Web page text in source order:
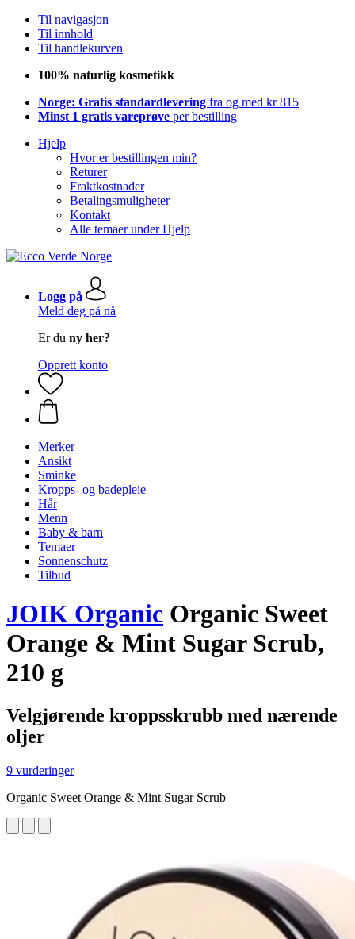
Til navigasjon
Til innhold
Til handlekurven
100% naturlig kosmetikk
Norge: Gratis standardlevering fra og med kr 815
Minst 1 gratis vareprøve per bestilling
Hjelp
Hvor er bestillingen min?
Returer
Fraktkostnader
Betalingsmuligheter
Kontakt
Alle temaer under Hjelp
Logg på
Meld deg på nå
Er du ny her?
Opprett konto
Merker
Ansikt
Sminke
Kropps- og badepleie
Hår
Menn
Baby & barn
Temaer
Sonnenschutz
Tilbud
JOIK Organic Organic Sweet
Orange & Mint Sugar Scrub,
210 g
Velgjørende kroppsskrubb med nærende
oljer
9 vurderinger
Organic Sweet Orange & Mint Sugar Scrub